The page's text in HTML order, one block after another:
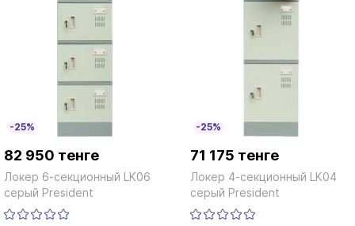
-25%
82 950 тенге
Локер 6-секционный LK06
серый President
-25%
71 175 тенге
Локер 4-секционный LK04
серый President